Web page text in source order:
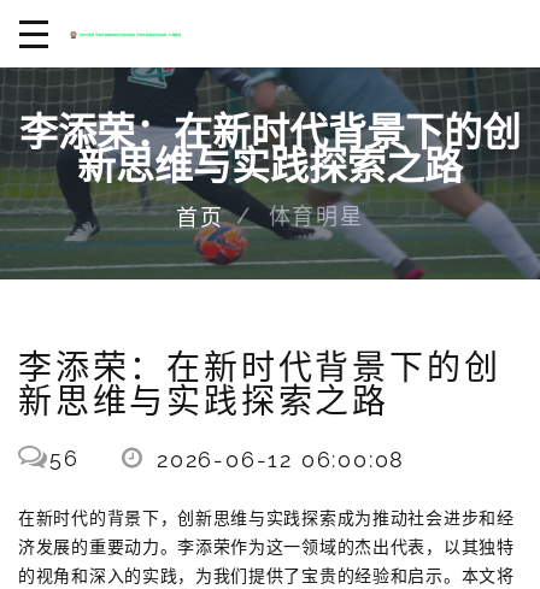
李添荣：在新时代背景下的创
新思维与实践探索之路
首页 体育明星
李添荣：在新时代背景下的创
新思维与实践探索之路
56 2026-06-12 06:00:08
在新时代的背景下，创新思维与实践探索成为推动社会进步和经
济发展的重要动力。李添荣作为这一领域的杰出代表，以其独特
的视角和深入的实践，为我们提供了宝贵的经验和启示。本文将